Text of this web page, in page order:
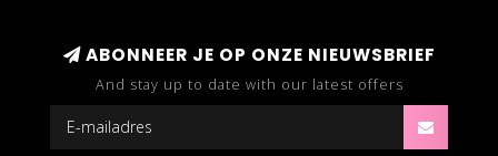
ABONNEER JE OP ONZE NIEUWSBRIEF
And stay up to date with our latest offers